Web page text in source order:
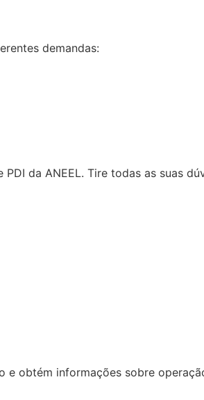
demandas:
da ANEEL. Tire todas as suas
obtém informações sobre